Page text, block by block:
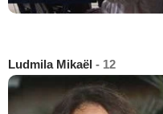
Ludmila Mikaël - 12